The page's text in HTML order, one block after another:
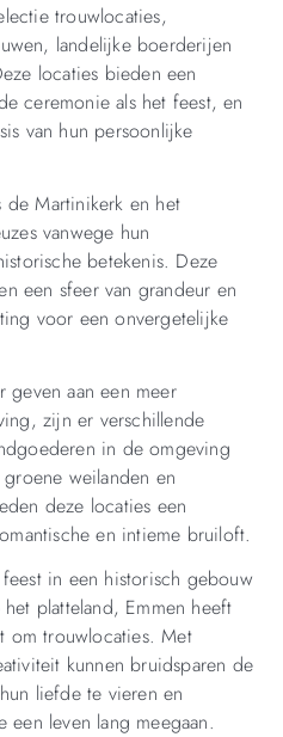
trouwlocaties,
landelijke boerderijen
locaties bieden een
ceremonie als het feest, en
van hun persoonlijke
de Martinikerk en het
vanwege hun
betekenis. Deze
een sfeer van grandeur en
voor een onvergetelijke
aan een meer
zijn er verschillende
in de omgeving
weilanden en
deze locaties een
en intieme bruiloft.
in een historisch gebouw
platteland, Emmen heeft
om trouwlocaties. Met
kunnen bruidsparen de
liefde te vieren en
leven lang meegaan.